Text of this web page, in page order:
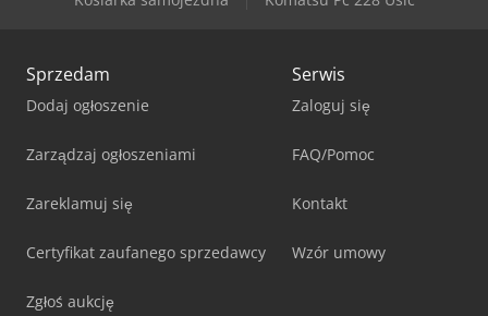
Sprzedam
Dodaj ogłoszenie
Zarządzaj ogłoszeniami
Zareklamuj się
Certyfikat zaufanego sprzedawcy
Zgłoś aukcję
Serwis
Zaloguj się
FAQ/Pomoc
Kontakt
Wzór umowy